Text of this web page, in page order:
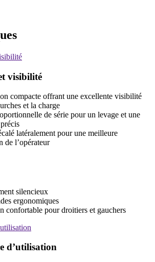
visibilité
compacte offrant une excellente visibilité
et la charge
de série pour un levage et une
latéralement pour une meilleure
de l’opérateur
silencieux
ergonomiques
confortable pour droitiers et gauchers
d’utilisation